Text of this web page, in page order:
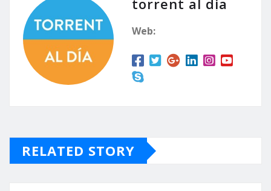
torrent al dia
Web:
RELATED STORY